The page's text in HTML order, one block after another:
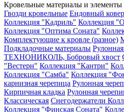
Кровельные материалы и
Гвозди кровельные Ендовный ковер
Коллекция "Кадриль" Коллекция
Коллекция "Оптима Соната"
Комплектующие к кровле (разное)
Подкладочные материалы
ТЕХНОНИКОЛЬ, Бобровый хвост
"Вестерн" Коллекция "Кантри"
Коллекция "Самба" Коллекция
карнизная черепица Рулонная
Кирпичная кладка Рулонная
Классическая Снегодержатели
Коллекция "Финская Соната"